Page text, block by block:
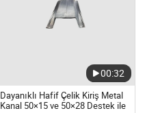
00:32
Dayanıklı Hafif Çelik Kiriş Metal
Kanal 50×15 ve 50×28 Destek ile